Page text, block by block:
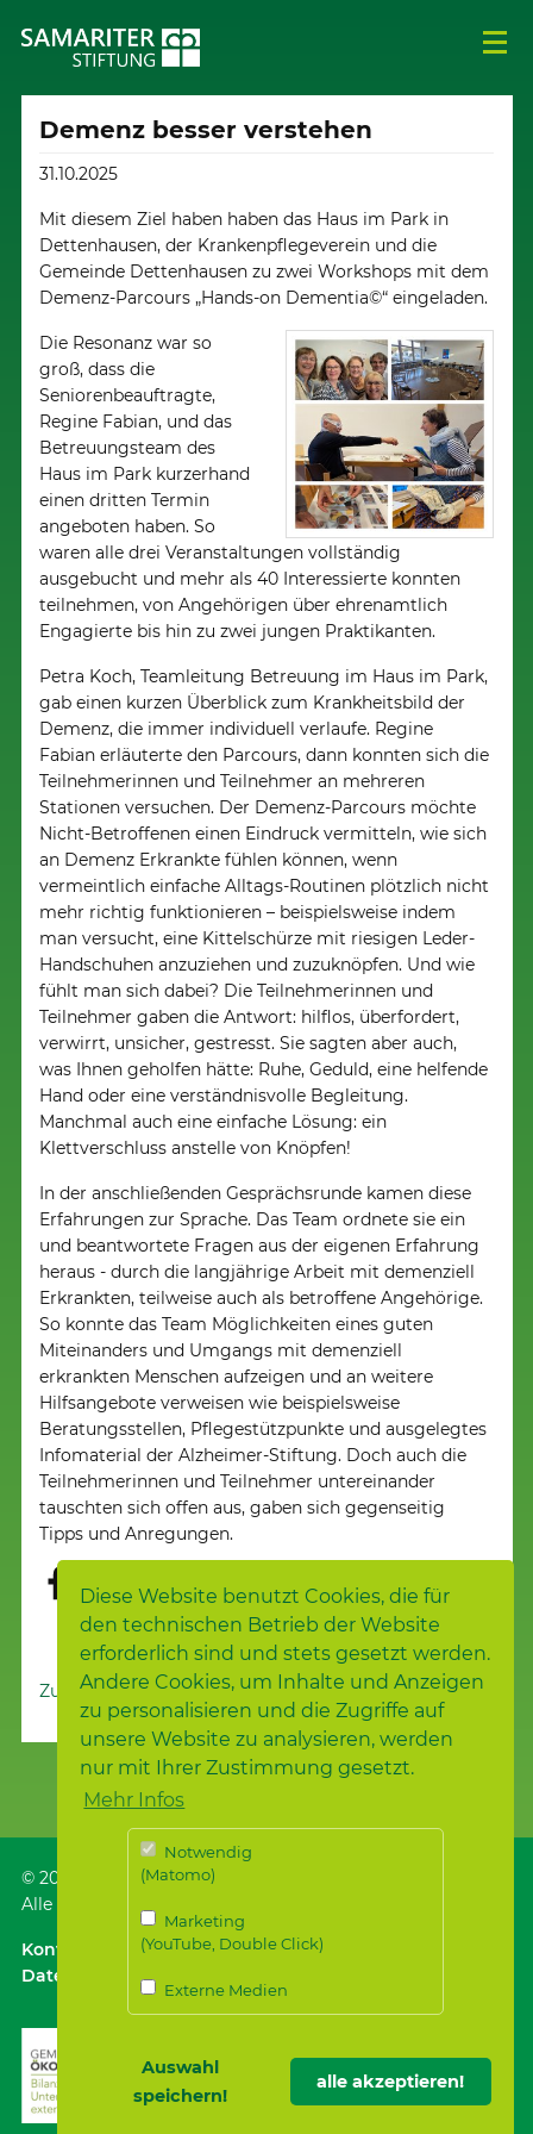
Diese Website benutzt Cookies, die für
den technischen Betrieb der Website
erforderlich sind und stets gesetzt werden.
Andere Cookies, um Inhalte und Anzeigen
zu personalisieren und die Zugriffe auf
unsere Website zu analysieren, werden
nur mit Ihrer Zustimmung gesetzt.
Mehr Infos
Notwendig
(Matomo)
Marketing
(YouTube, Double Click)
Externe Medien
Auswahl
speichern!
alle akzeptieren!
Demenz besser verstehen
31.10.2025
Mit diesem Ziel haben haben das Haus im Park in
Dettenhausen, der Krankenpflegeverein und die
Gemeinde Dettenhausen zu zwei Workshops mit dem
Demenz-Parcours „Hands-on Dementia©“ eingeladen.
Die Resonanz war so
groß, dass die
Seniorenbeauftragte,
Regine Fabian, und das
Betreuungsteam des
Haus im Park kurzerhand
einen dritten Termin
angeboten haben. So
waren alle drei Veranstaltungen vollständig
ausgebucht und mehr als 40 Interessierte konnten
teilnehmen, von Angehörigen über ehrenamtlich
Engagierte bis hin zu zwei jungen Praktikanten.
Petra Koch, Teamleitung Betreuung im Haus im Park,
gab einen kurzen Überblick zum Krankheitsbild der
Demenz, die immer individuell verlaufe. Regine
Fabian erläuterte den Parcours, dann konnten sich die
Teilnehmerinnen und Teilnehmer an mehreren
Stationen versuchen. Der Demenz-Parcours möchte
Nicht-Betroffenen einen Eindruck vermitteln, wie sich
an Demenz Erkrankte fühlen können, wenn
vermeintlich einfache Alltags-Routinen plötzlich nicht
mehr richtig funktionieren – beispielsweise indem
man versucht, eine Kittelschürze mit riesigen Leder-
Handschuhen anzuziehen und zuzuknöpfen. Und wie
fühlt man sich dabei? Die Teilnehmerinnen und
Teilnehmer gaben die Antwort: hilflos, überfordert,
verwirrt, unsicher, gestresst. Sie sagten aber auch,
was Ihnen geholfen hätte: Ruhe, Geduld, eine helfende
Hand oder eine verständnisvolle Begleitung.
Manchmal auch eine einfache Lösung: ein
Klettverschluss anstelle von Knöpfen!
In der anschließenden Gesprächsrunde kamen diese
Erfahrungen zur Sprache. Das Team ordnete sie ein
und beantwortete Fragen aus der eigenen Erfahrung
heraus - durch die langjährige Arbeit mit demenziell
Erkrankten, teilweise auch als betroffene Angehörige.
So konnte das Team Möglichkeiten eines guten
Miteinanders und Umgangs mit demenziell
erkrankten Menschen aufzeigen und an weitere
Hilfsangebote verweisen wie beispielsweise
Beratungsstellen, Pflegestützpunkte und ausgelegtes
Infomaterial der Alzheimer-Stiftung. Doch auch die
Teilnehmerinnen und Teilnehmer untereinander
tauschten sich offen aus, gaben sich gegenseitig
Tipps und Anregungen.
Zur Nachrichtenübersicht
© 2026 Samariterstiftung
Alle Rechte vorbehalten.
Kontakt Anfahrt ÖPNV / Parken｜
Datenschutz
｜